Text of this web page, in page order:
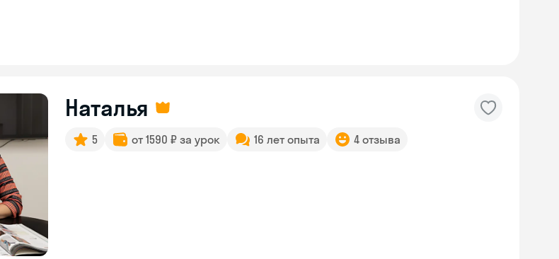
Наталья
5 от 1590 ₽ за урок 16 лет опыта 4 отзыва